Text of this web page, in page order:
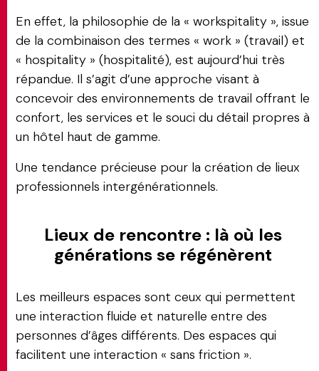
En effet, la philosophie de la « workspitality », issue
de la combinaison des termes « work » (travail) et
« hospitality » (hospitalité), est aujourd’hui très
répandue. Il s’agit d’une approche visant à
concevoir des environnements de travail offrant le
confort, les services et le souci du détail propres à
un hôtel haut de gamme.
Une tendance précieuse pour la création de lieux
professionnels intergénérationnels.
Lieux de rencontre : là où les
générations se régénèrent
Les meilleurs espaces sont ceux qui permettent
une interaction fluide et naturelle entre des
personnes d’âges différents. Des espaces qui
facilitent une interaction « sans friction ».